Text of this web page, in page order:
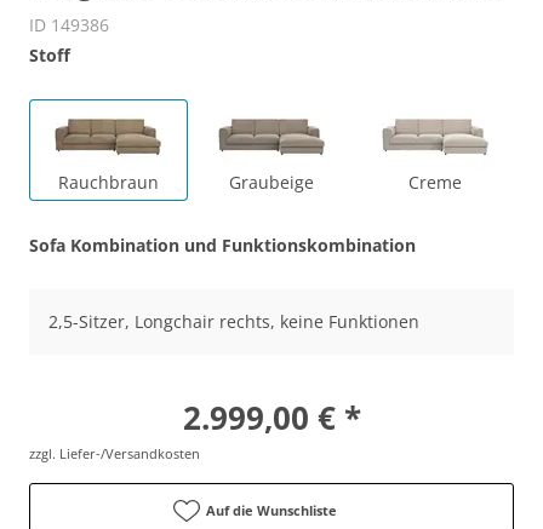
ID 149386
Stoff
Rauchbraun Graubeige Creme
Sofa Kombination und Funktionskombination
2,5-Sitzer, Longchair rechts, keine Funktionen
2.999,00 € *
zzgl. Liefer-/Versandkosten
Auf die Wunschliste